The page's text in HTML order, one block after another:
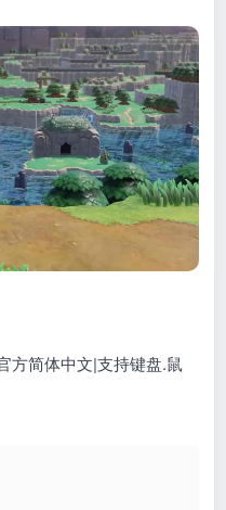
方简体中文|支持键盘.鼠